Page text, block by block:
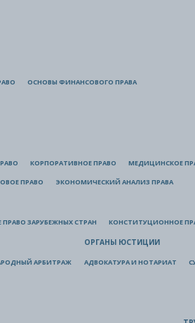
ОСНОВЫ ФИНАНСОВОГО ПРАВА
КОРПОРАТИВНОЕ ПРАВО МЕДИЦИНСКОЕ
ПРАВО ЭКОНОМИЧЕСКИЙ АНАЛИЗ ПРАВА
ЗАРУБЕЖНЫХ СТРАН КОНСТИТУЦИОННОЕ
АРБИТРАЖ
ОРГАНЫ ЮСТИЦИИ
АДВОКАТУРА И НОТАРИАТ